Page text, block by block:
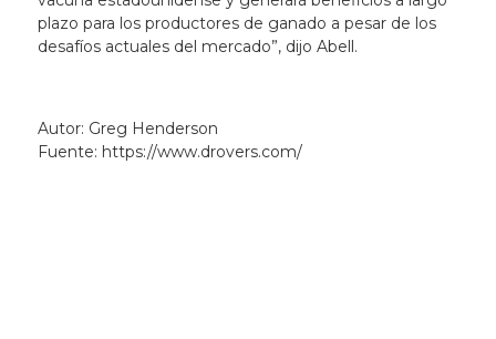
plazo para los productores de ganado a pesar de los
desafíos actuales del mercado”, dijo Abell.
Autor: Greg Henderson
Fuente: https://www.drovers.com/